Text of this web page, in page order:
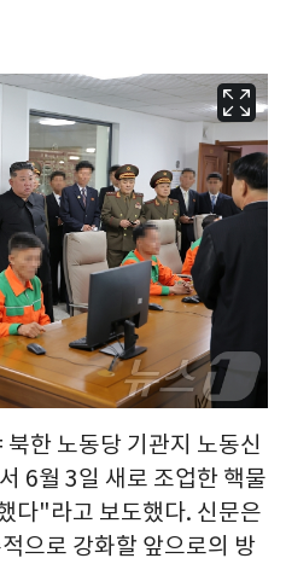
한 노동당 기관지 노동신
6월 3일 새로 조업한 핵물
다"라고 보도했다. 신문은
으로 강화할 앞으로의 방